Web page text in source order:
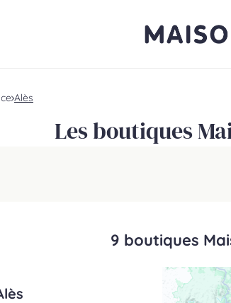
Alès
Les boutiques
9 boutiques